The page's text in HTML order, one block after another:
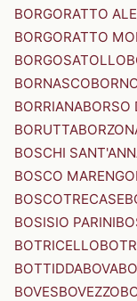
BORGORATTO
BORGORATTO
BORGOSATOLLO
BORNASCO
BORRIANABORSO
BORUTTA
BOSCHI
BOSCO MARENGO
BOSCOTRECASE
BOSISIO PARINI
BOTRICELLO
BOTTIDDABOVA
BOVESBOVEZZO